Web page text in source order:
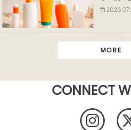
MORE
CONNECT